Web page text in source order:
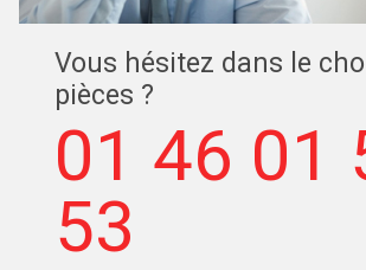
Vous hésitez dans le
pièces ?
01 46 01
53